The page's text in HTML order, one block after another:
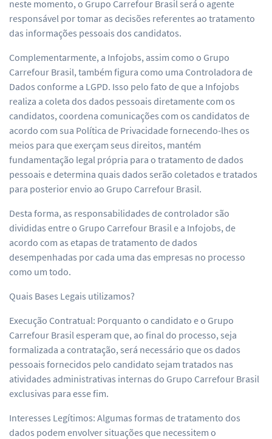
neste momento, o Grupo Carrefour Brasil será o agente
responsável por tomar as decisões referentes ao tratamento
das informações pessoais dos candidatos.
Complementarmente, a Infojobs, assim como o Grupo
Carrefour Brasil, também figura como uma Controladora de
Dados conforme a LGPD. Isso pelo fato de que a Infojobs
realiza a coleta dos dados pessoais diretamente com os
candidatos, coordena comunicações com os candidatos de
acordo com sua Política de Privacidade fornecendo-lhes os
meios para que exerçam seus direitos, mantém
fundamentação legal própria para o tratamento de dados
pessoais e determina quais dados serão coletados e tratados
para posterior envio ao Grupo Carrefour Brasil.
Desta forma, as responsabilidades de controlador são
divididas entre o Grupo Carrefour Brasil e a Infojobs, de
acordo com as etapas de tratamento de dados
desempenhadas por cada uma das empresas no processo
como um todo.
Quais Bases Legais utilizamos?
Execução Contratual: Porquanto o candidato e o Grupo
Carrefour Brasil esperam que, ao final do processo, seja
formalizada a contratação, será necessário que os dados
pessoais fornecidos pelo candidato sejam tratados nas
atividades administrativas internas do Grupo Carrefour Brasil
exclusivas para esse fim.
Interesses Legítimos: Algumas formas de tratamento dos
dados podem envolver situações que necessitem o